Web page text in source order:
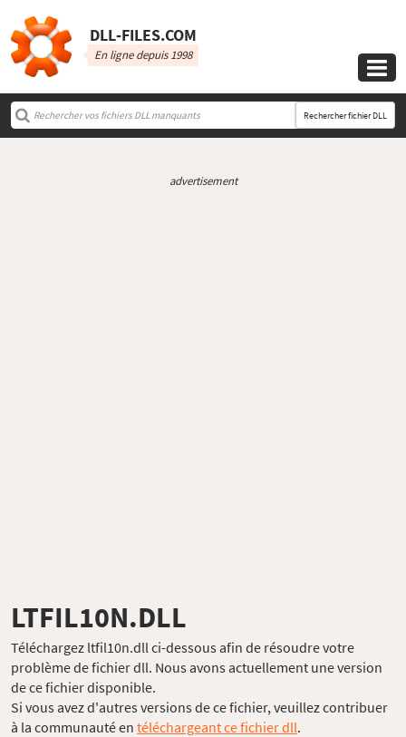
DLL‑FILES.COM
En ligne depuis 1998

Rechercher fichier DLL
advertisement
LTFIL10N.DLL
Téléchargez ltfil10n.dll ci-dessous afin de résoudre votre
problème de fichier dll. Nous avons actuellement une version
de ce fichier disponible.
Si vous avez d'autres versions de ce fichier, veuillez contribuer
à la communauté en téléchargeant ce fichier dll.